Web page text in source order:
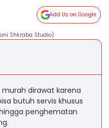
Add Us on Google
Shkraba Studio)
dirawat karena
butuh servis khusus
penghematan